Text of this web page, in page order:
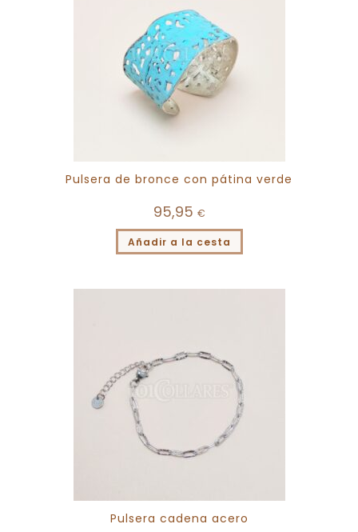
Pulsera de bronce con pátina verde
95,95 €
Añadir a la cesta
Pulsera cadena acero